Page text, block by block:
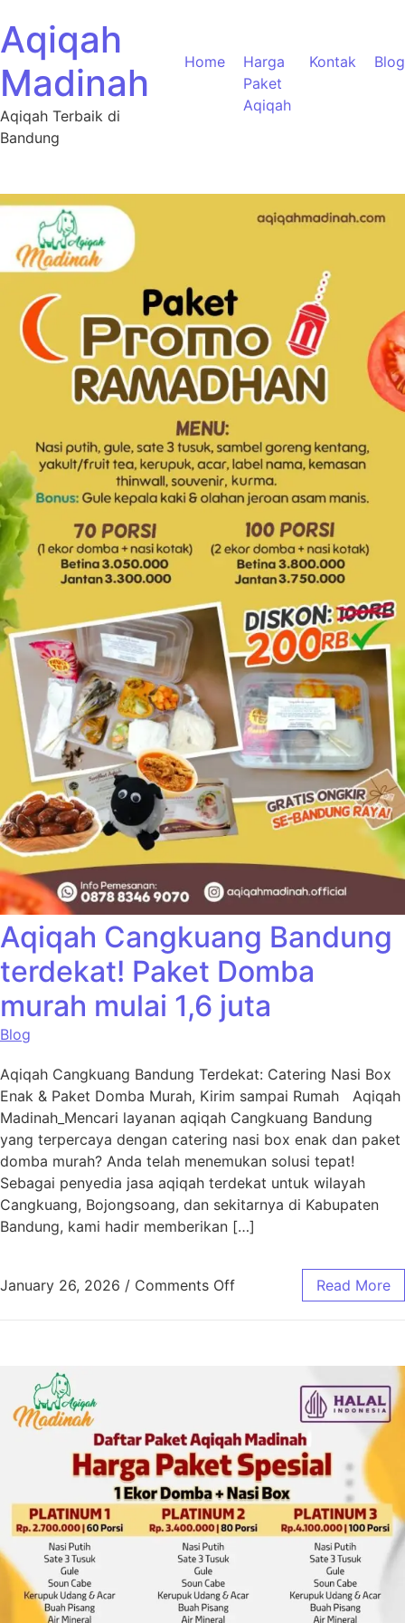
Aqiqah
Madinah
Aqiqah Terbaik di
Bandung
Home
Harga
Paket
Aqiqah
Kontak Blog
Aqiqah Cangkuang Bandung
terdekat! Paket Domba
murah mulai 1,6 juta
Blog
Aqiqah Cangkuang Bandung Terdekat: Catering Nasi Box
Enak & Paket Domba Murah, Kirim sampai Rumah Aqiqah
Madinah_Mencari layanan aqiqah Cangkuang Bandung
yang terpercaya dengan catering nasi box enak dan paket
domba murah? Anda telah menemukan solusi tepat!
Sebagai penyedia jasa aqiqah terdekat untuk wilayah
Cangkuang, Bojongsoang, dan sekitarnya di Kabupaten
Bandung, kami hadir memberikan […]
January 26, 2026 / Comments Off Read More